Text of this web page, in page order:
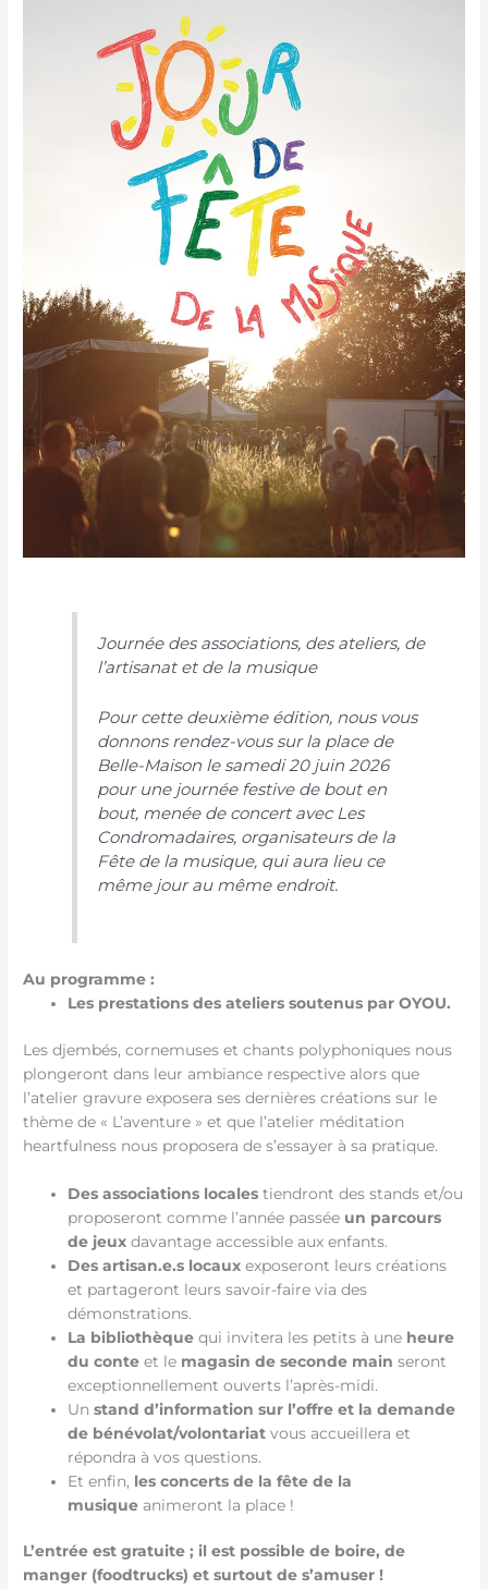
Journée des associations, des ateliers, de
l’artisanat et de la musique
Pour cette deuxième édition, nous vous
donnons rendez-vous sur la place de
Belle-Maison le samedi 20 juin 2026
pour une journée festive de bout en
bout, menée de concert avec Les
Condromadaires, organisateurs de la
Fête de la musique, qui aura lieu ce
même jour au même endroit.
Au programme :
Les prestations des ateliers soutenus par OYOU.
Les djembés, cornemuses et chants polyphoniques nous
plongeront dans leur ambiance respective alors que
l’atelier gravure exposera ses dernières créations sur le
thème de « L’aventure » et que l’atelier méditation
heartfulness nous proposera de s’essayer à sa pratique.
Des associations locales tiendront des stands et/ou
proposeront comme l’année passée un parcours
de jeux davantage accessible aux enfants.
Des artisan.e.s locaux exposeront leurs créations
et partageront leurs savoir-faire via des
démonstrations.
La bibliothèque qui invitera les petits à une heure
du conte et le magasin de seconde main seront
exceptionnellement ouverts l’après-midi.
Un stand d’information sur l’offre et la demande
de bénévolat/volontariat vous accueillera et
répondra à vos questions.
Et enfin, les concerts de la fête de la
musique animeront la place !
L’entrée est gratuite ; il est possible de boire, de
manger (foodtrucks) et surtout de s’amuser !